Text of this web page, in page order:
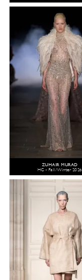
ZUHAIR MURAD
HC - Fall/Winter 2026